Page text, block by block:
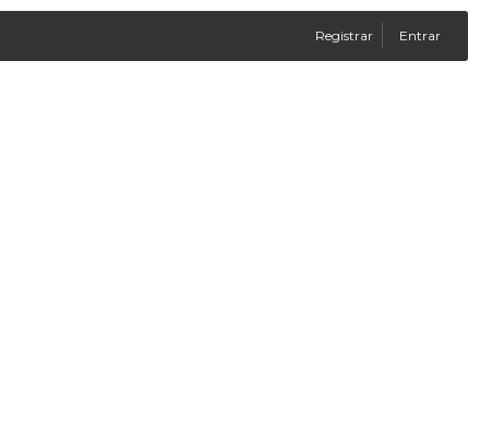
Registrar Entrar